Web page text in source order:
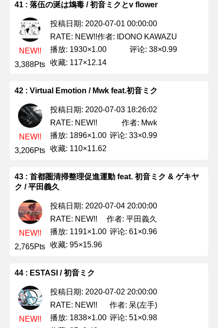
41 : 落伍の涎は鴆毒 / 初音ミクとv flower
NEW!!
3,388Pts
投稿日期: 2020-07-01 00:00:00
RATE: NEW!!作者: IDONO KAWAZU
播放: 1930×1.00
评论: 38×0.99
收藏: 117×12.14
42 : Virtual Emotion / Mwk feat.初音ミク
NEW!!
3,206Pts
投稿日期: 2020-07-03 18:26:02
RATE: NEW!!
作者: Mwk
播放: 1896×1.00 评论: 33×0.99
收藏: 110×11.62
43 : 首都圏清掃整理促進運動 feat. 初音ミク & ゲキヤ
ク / 平田義久
NEW!!
2,765Pts
投稿日期: 2020-07-04 20:00:00
RATE: NEW!!
作者: 平田義久
播放: 1191×1.00 评论: 61×0.96
收藏: 95×15.96
44 : ESTASI / 初音ミク
NEW!!
投稿日期: 2020-07-02 20:00:00
RATE: NEW!!
作者: 呆(左手)
播放: 1838×1.00 评论: 51×0.98